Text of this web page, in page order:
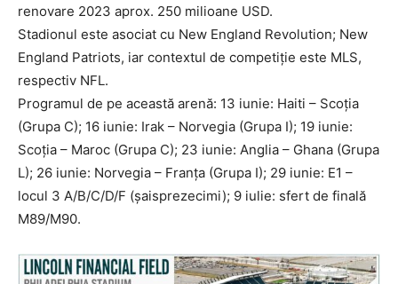
renovare 2023 aprox. 250 milioane USD.
Stadionul este asociat cu New England Revolution; New
England Patriots, iar contextul de competiție este MLS,
respectiv NFL.
Programul de pe această arenă: 13 iunie: Haiti – Scoția
(Grupa C); 16 iunie: Irak – Norvegia (Grupa I); 19 iunie:
Scoția – Maroc (Grupa C); 23 iunie: Anglia – Ghana (Grupa
L); 26 iunie: Norvegia – Franța (Grupa I); 29 iunie: E1 –
locul 3 A/B/C/D/F (șaisprezecimi); 9 iulie: sfert de finală
M89/M90.